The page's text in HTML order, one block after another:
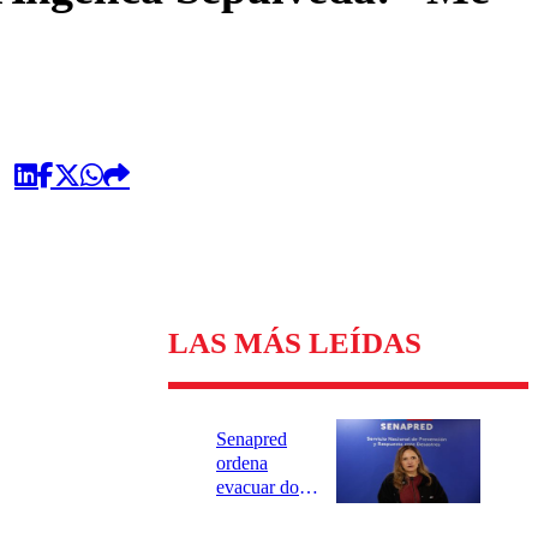
LAS MÁS LEÍDAS
Senapred
ordena
evacuar dos